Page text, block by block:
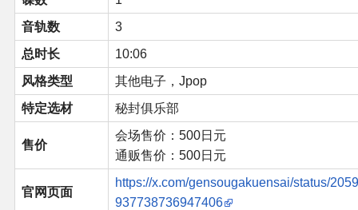
音轨数
3
总时长
10:06
风格类型
其他电子，Jpop
特定选材
秘封俱乐部
售价
会场售价：500日元
通贩售价：500日元
官网页面
https://x.com/gensougakuensai/status/2059
937738736947406
展会作品列表
商业二次创作
同人二次创作